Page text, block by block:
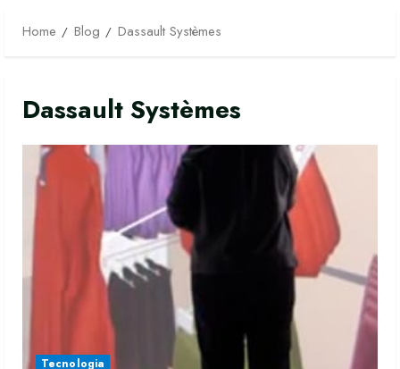
Home
Blog Dassault Systèmes
Dassault Systèmes
Tecnologia